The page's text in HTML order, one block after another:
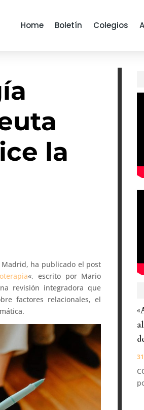
Home Boletín Colegios
la
ha publicado el post
«, escrito por Mario
revisión integradora que
factores relacionales, el